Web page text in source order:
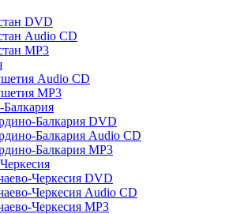
DVD
Audio CD
MP3
Audio CD
MP3
Балкария DVD
Балкария Audio CD
Балкария MP3
Черкесия DVD
Черкесия Audio CD
Черкесия MP3